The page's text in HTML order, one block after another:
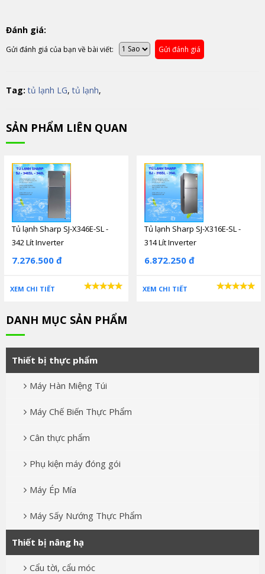
Đánh giá:
Gửi đánh giá của bạn về bài viết: Gửi đánh giá
Tag: tủ lạnh LG, tủ lạnh,
SẢN PHẨM LIÊN QUAN
Tủ lạnh Sharp SJ-X346E-SL -
342 Lít Inverter
7.276.500 đ
XEM CHI TIẾT
Tủ lạnh Sharp SJ-X316E-SL -
314 Lít Inverter
6.872.250 đ
XEM CHI TIẾT
DANH MỤC SẢN PHẨM
Thiết bị thực phẩm
Máy Hàn Miệng Túi
Máy Chế Biến Thực Phẩm
Cân thực phẩm
Phụ kiện máy đóng gói
Máy Ép Mía
Máy Sấy Nướng Thực Phẩm
Thiết bị nâng hạ
Cẩu tời, cẩu móc